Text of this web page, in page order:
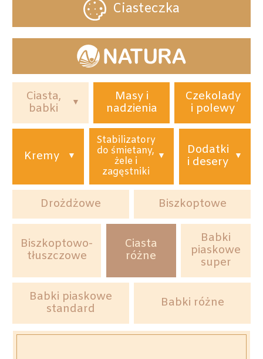
Ciasteczka
Ciasta,
babki
Masy i
nadzienia
Czekolady
i polewy
Kremy
Stabilizatory
do śmietany,
żele i
zagęstniki
Dodatki
i desery
Drożdżowe Biszkoptowe
Biszkoptowo-
tłuszczowe
Ciasta
różne
Babki
piaskowe
super
Babki piaskowe
standard
Babki różne